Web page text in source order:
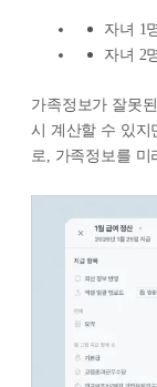
자녀 1
자녀 2
가족정보가 잘못
시 계산할 수 있지
로, 가족정보를 미